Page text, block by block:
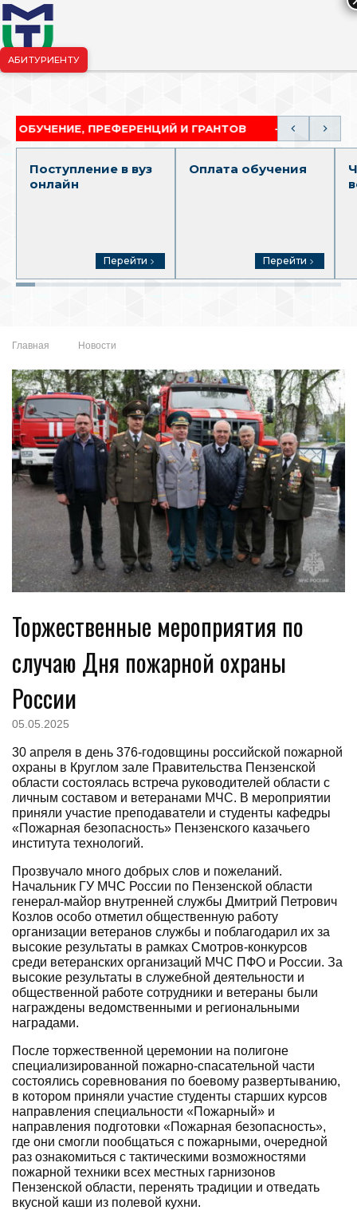
АБИТУРИЕНТУ
ПРЕФЕРЕНЦИЙ И ГРАНТОВ
Поступление в вуз
онлайн
Перейти
Оплата обучения
Перейти
Главная Новости
Торжественные мероприятия по
случаю Дня пожарной охраны
России
05.05.2025
30 апреля в день 376-годовщины российской пожарной
охраны в Круглом зале Правительства Пензенской
области состоялась встреча руководителей области с
личным составом и ветеранами МЧС. В мероприятии
приняли участие преподаватели и студенты кафедры
«Пожарная безопасность» Пензенского казачьего
института технологий.
Прозвучало много добрых слов и пожеланий.
Начальник ГУ МЧС России по Пензенской области
генерал-майор внутренней службы Дмитрий Петрович
Козлов особо отметил общественную работу
организации ветеранов службы и поблагодарил их за
высокие результаты в рамках Смотров-конкурсов
среди ветеранских организаций МЧС ПФО и России. За
высокие результаты в служебной деятельности и
общественной работе сотрудники и ветераны были
награждены ведомственными и региональными
наградами.
После торжественной церемонии на полигоне
специализированной пожарно-спасательной части
состоялись соревнования по боевому развертыванию,
в котором приняли участие студенты старших курсов
направления специальности «Пожарный» и
направления подготовки «Пожарная безопасность»,
где они смогли пообщаться с пожарными, очередной
раз ознакомиться с тактическими возможностями
пожарной техники всех местных гарнизонов
Пензенской области, перенять традиции и отведать
вкусной каши из полевой кухни.